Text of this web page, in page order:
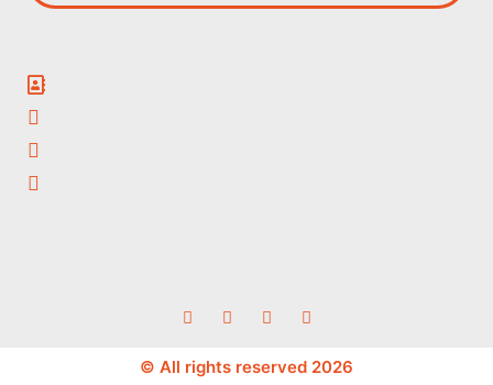
© All rights reserved 2026